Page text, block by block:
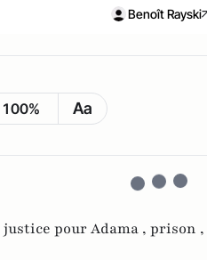
Benoît Rayski
100% Aa
justice pour Adama , prison ,